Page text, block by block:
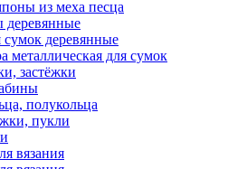
из меха песца
сумок деревянные
металлическая для сумок
застёжки
полукольца
пукли
вязания